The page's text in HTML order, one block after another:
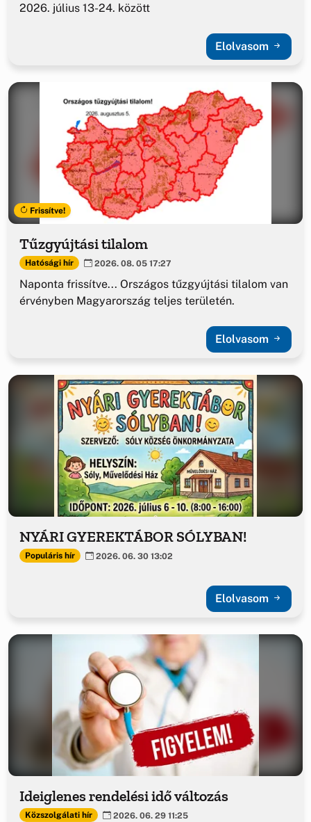
2026. július 13-24. között
Elolvasom
Frissítve!
Tűzgyújtási tilalom
Hatósági hír 2026. 08. 05 17:27
Naponta frissítve... Országos tűzgyújtási tilalom van
érvényben Magyarország teljes területén.
Elolvasom
NYÁRI GYEREKTÁBOR SÓLYBAN!
Populáris hír 2026. 06. 30 13:02
Elolvasom
Ideiglenes rendelési idő változás
Közszolgálati hír 2026. 06. 29 11:25